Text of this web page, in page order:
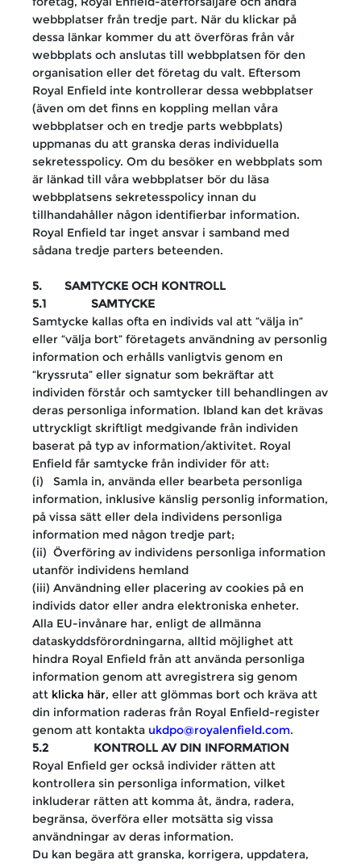
webbplatser från tredje part. När du klickar på
dessa länkar kommer du att överföras från vår
webbplats och anslutas till webbplatsen för den
organisation eller det företag du valt. Eftersom
Royal Enfield inte kontrollerar dessa webbplatser
(även om det finns en koppling mellan våra
webbplatser och en tredje parts webbplats)
uppmanas du att granska deras individuella
sekretesspolicy. Om du besöker en webbplats som
är länkad till våra webbplatser bör du läsa
webbplatsens sekretesspolicy innan du
tillhandahåller någon identifierbar information.
Royal Enfield tar inget ansvar i samband med
sådana tredje parters beteenden.
5. SAMTYCKE OCH KONTROLL
5.1 SAMTYCKE
Samtycke kallas ofta en individs val att ”välja in”
eller “välja bort” företagets användning av personlig
information och erhålls vanligtvis genom en
“kryssruta” eller signatur som bekräftar att
individen förstår och samtycker till behandlingen av
deras personliga information. Ibland kan det krävas
uttryckligt skriftligt medgivande från individen
baserat på typ av information/aktivitet. Royal
Enfield får samtycke från individer för att:
(i) Samla in, använda eller bearbeta personliga
information, inklusive känslig personlig information,
på vissa sätt eller dela individens personliga
information med någon tredje part;
(ii) Överföring av individens personliga information
utanför individens hemland
(iii) Användning eller placering av cookies på en
individs dator eller andra elektroniska enheter.
Alla EU-invånare har, enligt de allmänna
dataskyddsförordningarna, alltid möjlighet att
hindra Royal Enfield från att använda personliga
information genom att avregistrera sig genom
att klicka här, eller att glömmas bort och kräva att
din information raderas från Royal Enfield-register
genom att kontakta ukdpo@royalenfield.com.
5.2 KONTROLL AV DIN INFORMATION
Royal Enfield ger också individer rätten att
kontrollera sin personliga information, vilket
inkluderar rätten att komma åt, ändra, radera,
begränsa, överföra eller motsätta sig vissa
användningar av deras information.
Du kan begära att granska, korrigera, uppdatera,